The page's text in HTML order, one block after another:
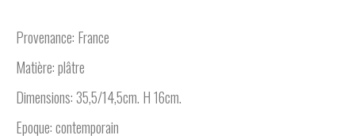
Provenance: France
Matière: plâtre
Dimensions: 35,5/14,5cm. H 16cm.
Epoque: contemporain